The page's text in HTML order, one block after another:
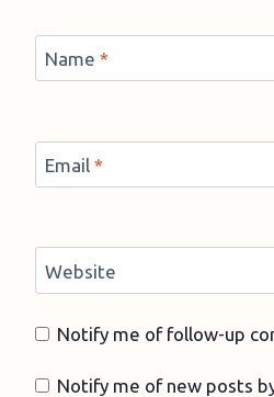
Name *
Email *
Website
Notify me of follow-up
Notify me of new posts